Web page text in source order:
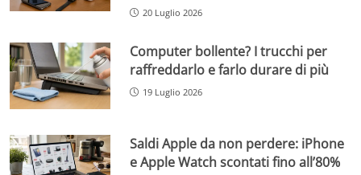
20 Luglio 2026
Computer bollente? I trucchi per
raffreddarlo e farlo durare di più
19 Luglio 2026
Saldi Apple da non perdere: iPhone
e Apple Watch scontati fino all’80%